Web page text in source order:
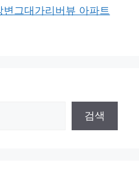
그대가리버뷰 아파트
검색